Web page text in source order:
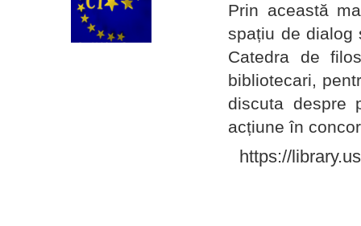
Prin această
spațiu de dialog
Catedra de
bibliotecari,
discuta despre
acțiune în
https://